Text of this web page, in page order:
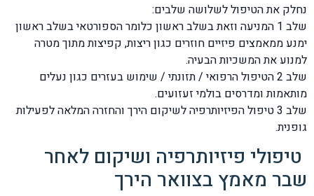
נחלק את הטיפול לשלושה שלבים:
שלב 1 המניעה וזאת בשלב ראשון כלומר הספורטאי בשלב ראשון
ימנע ממאמצים פיזיים חוזרים כגון ריצות, קפיצות מתוך מטרה
למנוע את המשכיות הבעיה.
שלב 2 הטיפול הרפואי / תזונתי / שימוש בעזרים כגון נעלים
מותאמות ומדרסים בולמי זעזועים.
שלב 3 טיפול הפיזיותרפיה לשיקום הירך והחזרה המלאה לפעילות
גופנית.
טיפולי פיזיותרפיה ושיקום לאחר
שבר מאמץ בצוואר הירך